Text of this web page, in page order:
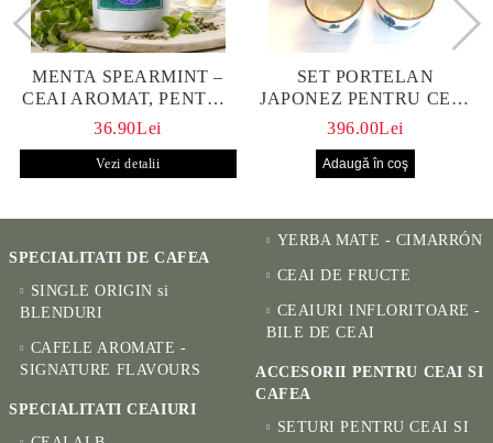
MENTA SPEARMINT –
CEAI AROMAT, PENTRU
CALM ȘI BENEFIC
36.90Lei
Vezi detalii
SET PORTELAN
JAPONEZ PENTRU CEAI
HANAKO, CEAINIC SI 4
396.00Lei
SPECIALITATI DE CAFEA
SINGLE ORIGIN si
BLENDURI
CAFELE AROMATE -
SIGNATURE FLAVOURS
SPECIALITATI CEAIURI
YERBA MATE - CIMARRÓN
CEAI DE FRUCTE
CEAIURI INFLORITOARE -
BILE DE CEAI
ACCESORII PENTRU CEAI SI
CAFEA
SETURI PENTRU CEAI SI